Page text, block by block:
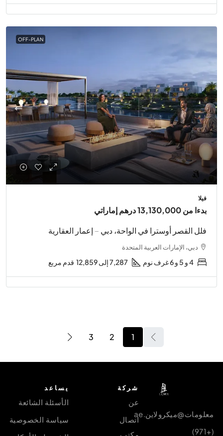
OFF-PLAN
فيلا
بدءا من13,130,000 درهم إماراتي
فلل القصر أوسترا في الواحة، دبي – إعمار العقارية
دبي، الإمارات العربية المتحدة
4 و 5 و 6 غرف نوم 7,287 إلى 12,859 قدم مربع
1
2
3
معلومات@ميكرولاين.ae
(+971)
شركة
عن
اتصال
يساعد
الأسئلة الشائعة
سياسة الخصوصية